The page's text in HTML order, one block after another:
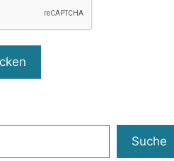
Suche